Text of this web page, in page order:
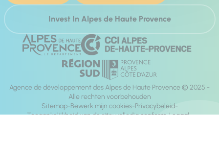
Invest In Alpes de Haute Provence
Agence de développement des Alpes de Haute Provence © 2025 -
Alle rechten voorbehouden
Sitemap Bewerk mijn cookies Privacybeleid
Toegankelijkheid van de site: volledig conform Legaal